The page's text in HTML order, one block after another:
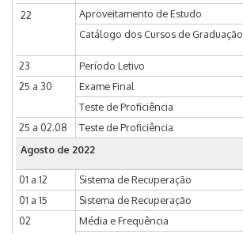
22 Aproveitamento de Estudo
Catálogo dos Cursos de Graduação
23 Período Letivo
25 a 30
Exame Final
Teste de Proficiência
25 a 02.08
Teste de Proficiência
Agosto de 2022
01 a 12 Sistema de Recuperação
01 a 15
Sistema de Recuperação
02
Média e Frequência